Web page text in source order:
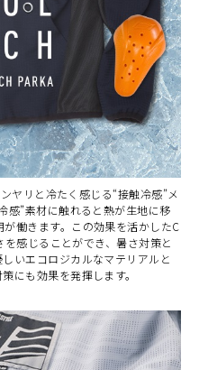
ヤリと冷たく感じる“接触冷感”メ
感”素材に触れると熱が生地に移
働きます。この効果を活かしたC
感じることができ、暑さ対策と
いエコロジカルなマテリアルと
にも効果を発揮します。